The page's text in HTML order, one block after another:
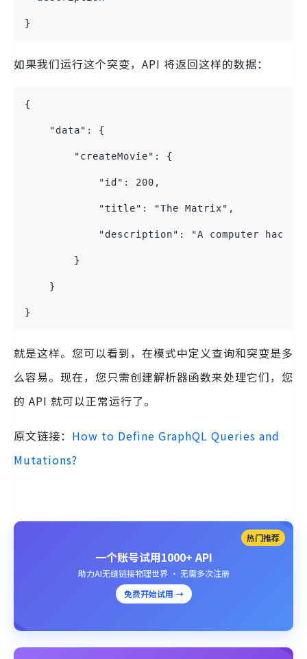
}
如果我们运行这个突变，API 将返回这样的数据：
{
    "data": {
        "createMovie": {
            "id": 200,
            "title": "The Matrix",
"description": "A computer
        }
    }
}
就是这样。您可以看到，在模式中定义查询和突变是多
么容易。现在，您只需创建解析器函数来处理它们，您
的 API 就可以正常运行了。
原文链接： How to Define GraphQL Queries and
Mutations?
热门推荐
一个账号试用1000+ API
助力AI无缝链接物理世界 · 无需多次注册
免费开始试用 →